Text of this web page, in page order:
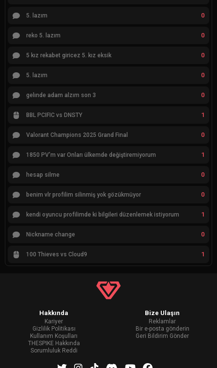
5. lazım 0
reko 5. lazım 0
5 kız rekabet giricez 5. kız eksik 0
5. lazım 0
gelınde adam alzım son 3 0
BBL PCIFIC vs DNSTY 1
Valorant Champions 2025 Grand Final 0
1850 PV'm var Onları ülkemde değiştiremiyorum 1
hesap silme 0
benim vlr profilim silinmiş yok gözükmüyor 0
kendi oyuncu profilimde ki bilgileri düzenlemek istiyorum 1
Nickname change 0
100 Thieves vs Cloud9 1
Hakkında
Kariyer
Gizlilik Politikası
Kullanım Koşulları
THESPIKE Hakkında
Sorumluluk Reddi
Bize Ulaşın
Reklamlar
Bir e-posta gönderin
Geri Bildirim Gönder